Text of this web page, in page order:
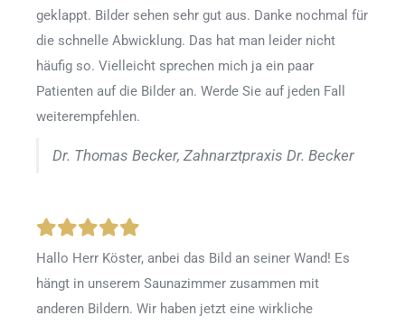
geklappt. Bilder sehen sehr gut aus. Danke nochmal für
die schnelle Abwicklung. Das hat man leider nicht
häufig so. Vielleicht sprechen mich ja ein paar
Patienten auf die Bilder an. Werde Sie auf jeden Fall
weiterempfehlen.
Dr. Thomas Becker, Zahnarztpraxis Dr. Becker
Hallo Herr Köster, anbei das Bild an seiner Wand! Es
hängt in unserem Saunazimmer zusammen mit
anderen Bildern. Wir haben jetzt eine wirkliche